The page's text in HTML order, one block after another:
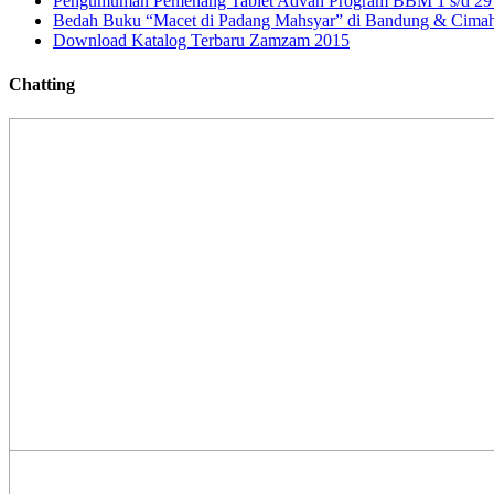
Bedah Buku “Macet di Padang Mahsyar” di Bandung &
Download Katalog Terbaru Zamzam 2015
Chatting